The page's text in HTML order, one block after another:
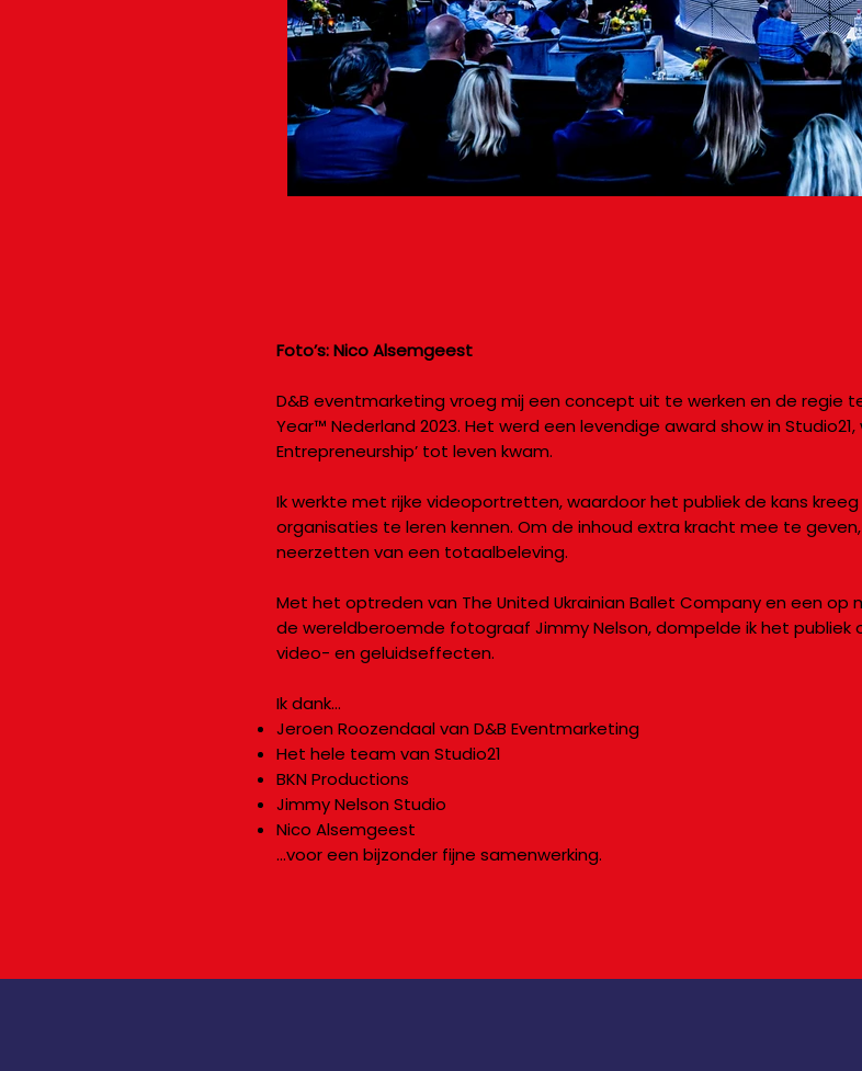
Foto’s: Nico Alsemgeest
D&B eventmarketing vroeg mij een concept uit te werken en de regie
Year™ Nederland 2023. Het werd een levendige award show in
Entrepreneurship’ tot leven kwam.
Ik werkte met rijke videoportretten, waardoor het publiek de kans
organisaties te leren kennen. Om de inhoud extra kracht mee te
neerzetten van een totaalbeleving.
Met het optreden van The United Ukrainian Ballet Company en een
de wereldberoemde fotograaf Jimmy Nelson, dompelde ik het publiek
video- en geluidseffecten.
Ik dank…
Jeroen Roozendaal van D&B Eventmarketing
Het hele team van Studio21
BKN Productions
Jimmy Nelson Studio
Nico Alsemgeest
…voor een bijzonder fijne samenwerking.